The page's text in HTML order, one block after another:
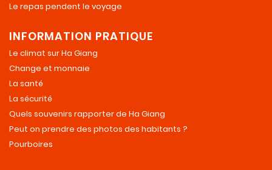
Le repas pendent le voyage
INFORMATION PRATIQUE
Le climat sur Ha Giang
Change et monnaie
La santé
La sécurité
Quels souvenirs rapporter de Ha Giang
Peut on prendre des photos des habitants ?
Pourboires